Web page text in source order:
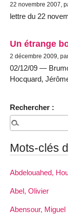
22 novembre 2007,
lettre du 22
Un étrange
2 décembre 2009,
02/12/09 —
Hocquard,
Rechercher :
Mots-clés
Abdelouahed,
Abel, Olivier
Abensour, Miguel